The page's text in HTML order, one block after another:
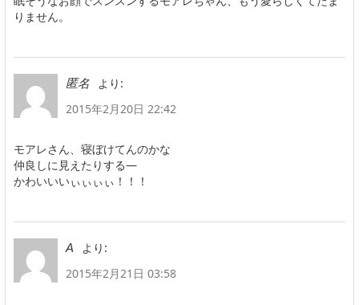
りません。
匿名
より:
2015年2月20日 22:42
モアレさん、寝ぼけてんのかな
仲良しに見えたりする―
かわいいいぃぃぃぃ！！！
A
より:
2015年2月21日 03:58